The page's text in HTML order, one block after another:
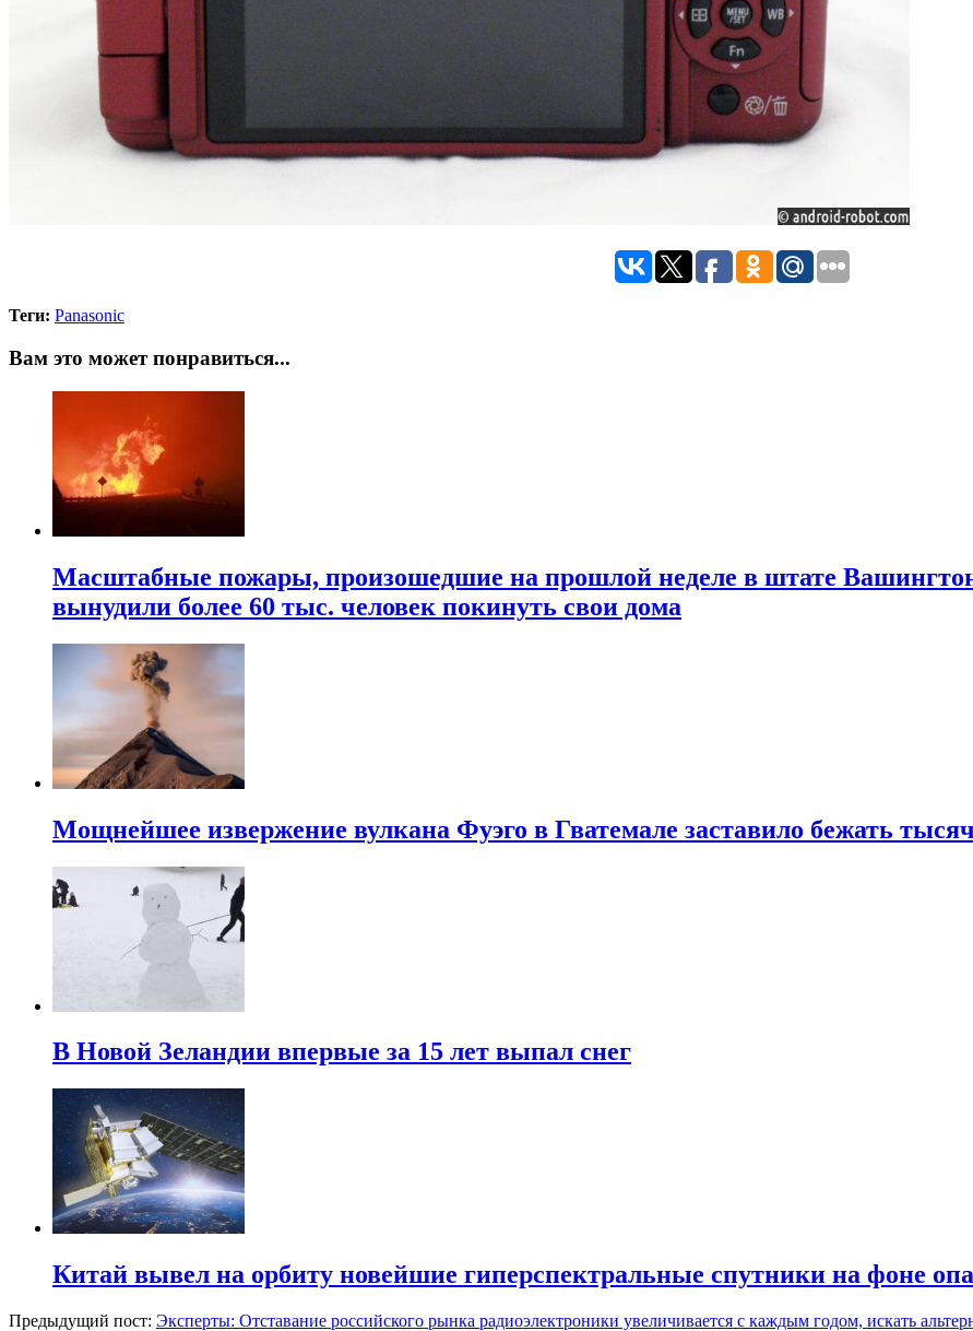
Теги: Panasonic
Вам это может понравиться...
Масштабные пожары, произошедшие на прошлой неделе в штате
вынудили более 60 тыс. человек покинуть свои дома
Мощнейшее извержение вулкана Фуэго в Гватемале заставило бежать
В Новой Зеландии впервые за 15 лет выпал снег
Китай вывел на орбиту новейшие гиперспектральные спутники на фоне
Предыдущий пост: Эксперты: Отставание российского рынка радиоэлектроники увеличивается с каждым годом, искать